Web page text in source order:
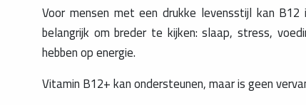
Voor mensen met een drukke levensstijl kan
belangrijk om breder te kijken: slaap, stress,
hebben op energie.
Vitamin B12+ kan ondersteunen, maar is geen